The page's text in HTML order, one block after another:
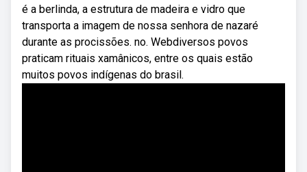
é a berlinda, a estrutura de madeira e vidro que
transporta a imagem de nossa senhora de nazaré
durante as procissões. no. Webdiversos povos
praticam rituais xamânicos, entre os quais estão
muitos povos indígenas do brasil.